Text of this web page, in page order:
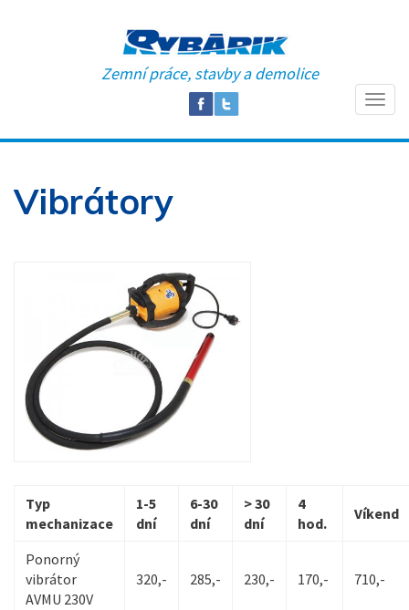
Zemní práce, stavby a demolice
Vibrátory
Typ
mechanizace
1-5
dní
6-30
dní
> 30
dní
4
hod.
Víkend
Ponorný
vibrátor
AVMU 230V
320,- 285,- 230,- 170,- 710,-